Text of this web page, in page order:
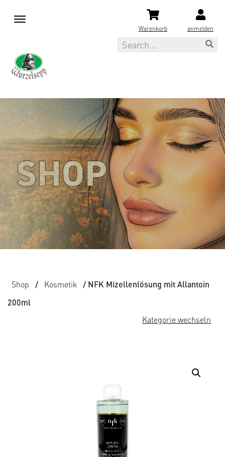
M
Warenkorb anmelden
Search
Shop / Kosmetik
/ NFK Mizellenlösung mit Allantoin
200ml
Kategorie wechseln